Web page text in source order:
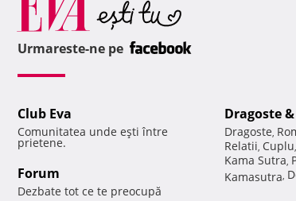
Urmareste-ne pe
Club Eva
Comunitatea unde eşti între
prietene.
Forum
Dezbate tot ce te preocupă
Dragoste &
Dragoste,
Relatii, Cuplu,
Kama Sutra,
Kamasutra,